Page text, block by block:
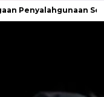
Senjata Api dan